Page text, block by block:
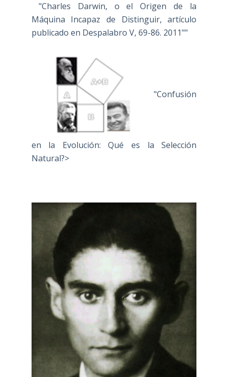
"Charles Darwin, o el Origen de la
Máquina Incapaz de Distinguir, artículo
publicado en Despalabro V, 69-86. 2011""
"Confusión
en la Evolución: Qué es la Selección
Natural?>